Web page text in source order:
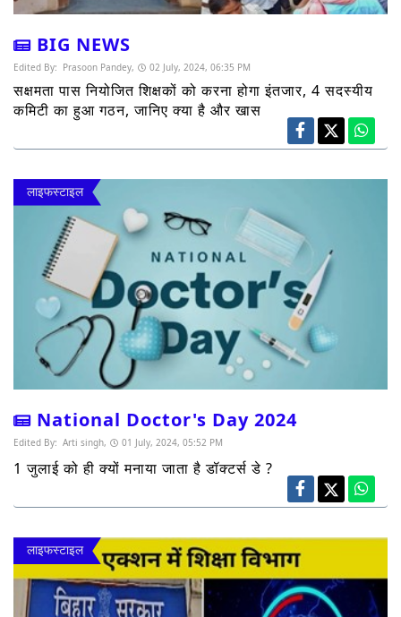
BIG NEWS
Edited By: Prasoon Pandey, 02 July, 2024, 06:35 PM
सक्षमता पास नियोजित शिक्षकों को करना होगा इंतजार, 4 सदस्यीय
कमिटी का हुआ गठन, जानिए क्या है और खास
लाइफस्टाइल
National Doctor's Day 2024
Edited By: Arti singh, 01 July, 2024, 05:52 PM
1 जुलाई को ही क्यों मनाया जाता है डॉक्टर्स डे ?
लाइफस्टाइल